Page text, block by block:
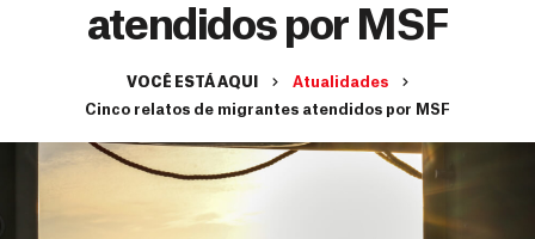
atendidos por MSF
VOCÊ ESTÁ AQUI
Atualidades
Cinco relatos de migrantes atendidos por MSF